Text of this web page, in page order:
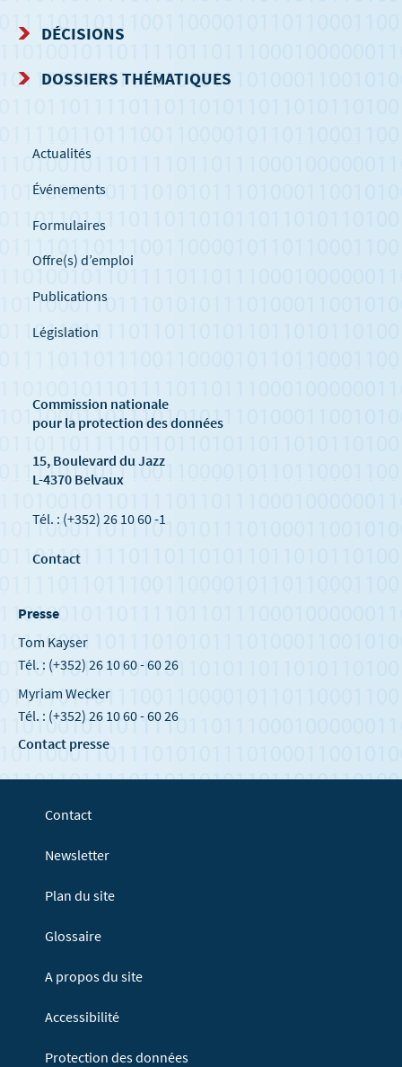
DÉCISIONS
DOSSIERS THÉMATIQUES
Actualités
Événements
Formulaires
Offre(s) d’emploi
Publications
Législation
Commission nationale
pour la protection des données
15, Boulevard du Jazz
L-4370 Belvaux
Tél. : (+352) 26 10 60 -1
Contact
Presse
Tom Kayser
Tél. : (+352) 26 10 60 - 60 26
Myriam Wecker
Tél. : (+352) 26 10 60 - 60 26
Contact presse
Contact
Newsletter
Plan du site
Glossaire
A propos du site
Accessibilité
Protection des données